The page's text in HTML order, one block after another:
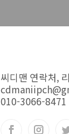
씨디맨 연락처,
010-3066-8471